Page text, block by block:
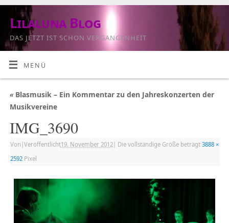
Lilaluna Blog
DAS JETZT IST SCHON VERGANGENHEIT
MENÜ
«Blasmusik – Ein Kommentar zu den Jahreskonzerten der
Musikvereine
IMG_3690
Von Veröffentlicht19. November 2012| Die vollständige Größe beträgt 3888 ×
2592Pixel